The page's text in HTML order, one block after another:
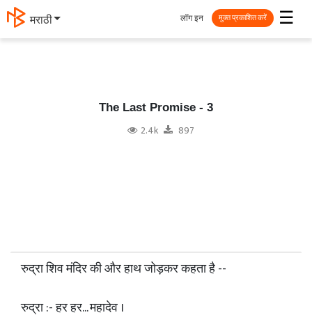
தமிழ் ☰
लॉग इन मुक्त प्रकाशित करें
The Last Promise - 3
2.4k 897
रुद्रा शिव मंदिर की और हाथ जोड़कर कहता है --
रुद्रा :- हर हर... महादेव ।